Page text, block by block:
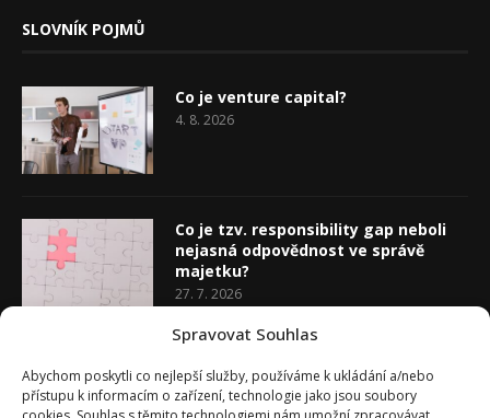
Spravovat Souhlas
Abychom poskytli co nejlepší služby, používáme k ukládání a/nebo
přístupu k informacím o zařízení, technologie jako jsou soubory
SLOVNÍK POJMŮ
Co je venture capital?
4. 8. 2026
Co je tzv. responsibility gap neboli
nejasná odpovědnost ve správě
majetku?
27. 7. 2026
20. 7. 2026